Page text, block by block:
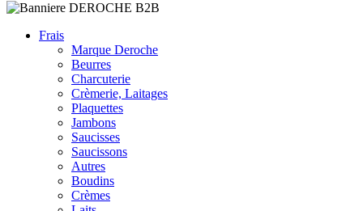
Frais
Marque Deroche
Beurres
Charcuterie
Crèmerie, Laitages
Plaquettes
Jambons
Saucisses
Saucissons
Autres
Boudins
Crèmes